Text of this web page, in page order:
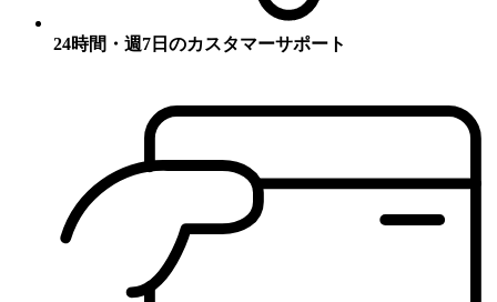
24時間・週7日のカスタマーサポート